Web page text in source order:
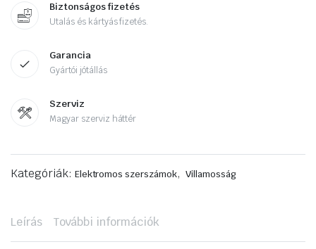
Biztonságos fizetés
Utalás és kártyás fizetés.
Garancia
Gyártói jótállás
Szerviz
Magyar szerviz háttér
Kategóriák: Elektromos szerszámok, Villamosság
Leírás További információk